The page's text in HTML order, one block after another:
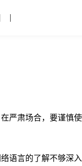
严肃场合，要谨慎
言的了解不够深